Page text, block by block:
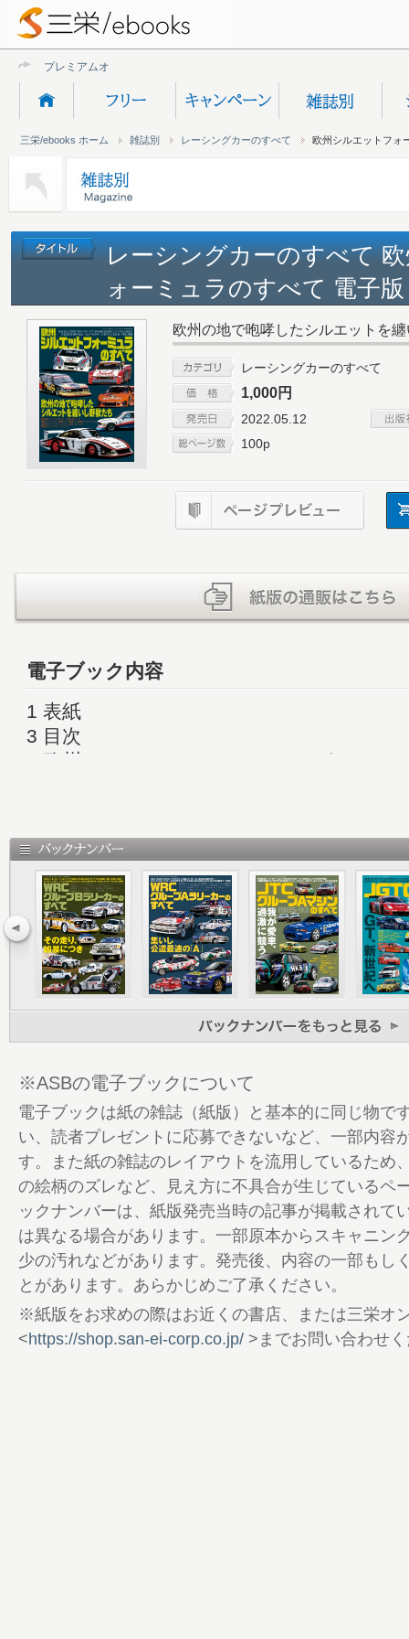
プレミアムオンライン
三栄/ebooks ホーム 雑誌別 レーシングカーのすべて 欧州シルエットフォ
レーシングカーのすべて
ォーミュラのすべて 電子版
欧州の地で咆哮したシルエットを
レーシングカーのすべて
1,000円
2022.05.12
100p
電子ブック内容
1 表紙
3 目次
4 欧州シルエットフォーミュラのすべて
12 PORSCHE 935/77
16 PORSCHE 935/78“Moby Dick”
20 PORSCHE 935 K1
22 PORSCHE 935 K2
26 PORSCHE 935 K3
30 PORSCHE 935 K4
32 PORSCHE 935 Privater Variety
34 BMW 3.2CSL TURBO／BMW 3.5CSL
40 BMW 2002 TURBO
54 BMW M1
62 LANCIA STRATOS TURBO
66 LANCIA BETA MONTECARLO TURBO
74 FORD ESCORT RS Mk.Ⅱ
78 FORD CAPRI TURBO
88 TOYOTA CELICA TURBO
94 Silhouette Formula Variety
98 奥付
※ASBの電子ブックについて
電子ブックは紙の雑誌（紙版）と基本的に同じ物で
い、読者プレゼントに応募できないなど、一部内容
す。また紙の雑誌のレイアウトを流用しているため
の絵柄のズレなど、見え方に不具合が生じているペ
ックナンバーは、紙版発売当時の記事が掲載されて
は異なる場合があります。一部原本からスキャニン
少の汚れなどがあります。発売後、内容の一部もし
とがあります。あらかじめご了承ください。
※紙版をお求めの際はお近くの書店、または三栄オ
<https://shop.san-ei-corp.co.jp/ >までお問い合わせ